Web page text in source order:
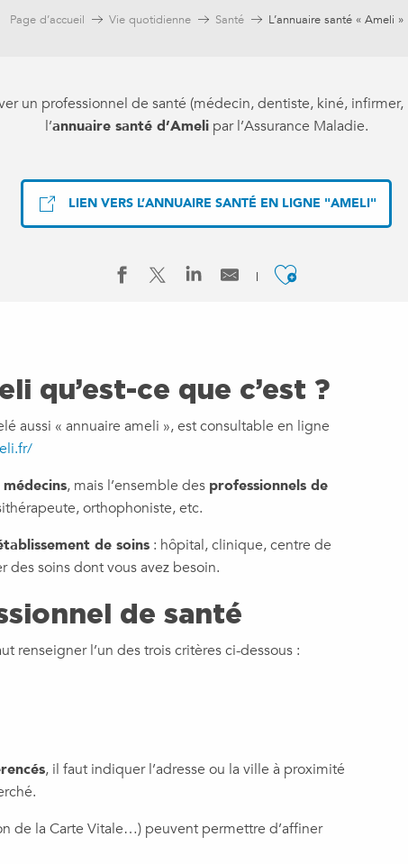
Page d’accueil Vie quotidienne Santé L’annuaire santé « Ameli »
un professionnel de santé (médecin, dentiste, kiné,
l’annuaire santé d’Amelipar l’Assurance Maladie.
LIEN VERS L’ANNUAIRE SANTÉ EN LIGNE "AMELI"
Ajouter
qu’est-ce que c’est ?
aussi « annuaire ameli », est consultable en ligne
médecins, mais l’ensemble des professionnels de
orthophoniste, etc.
de soins : hôpital, clinique, centre de
soins dont vous avez besoin.
de santé
renseigner l’un des trois critères ci-dessous :
, il faut indiquer l’adresse ou la ville à proximité
de la Carte Vitale…) peuvent permettre d’affiner